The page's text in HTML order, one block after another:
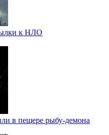
к НЛО
в пещере рыбу-демона